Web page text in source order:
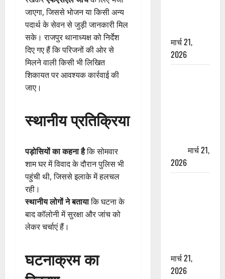
जाएगा, जिससे भोजन या किसी अन्य
पदार्थ के सेवन से जुड़ी जानकारी मिल
सके। राजपुर थानाध्यक्ष को निर्देश
दिए गए हैं कि परिजनों की ओर से
मिलने वाली किसी भी लिखित
शिकायत पर आवश्यक कार्रवाई की
जाए।
स्थानीय प्रतिक्रिया
पड़ोसियों का कहना हैकि सोमवार
शाम घर में विवाद के दौरान पुलिस भी
पहुंची थी, जिससे इलाके में हलचल
रही।
स्थानीय लोगों ने बतायाकि घटना के
बाद कॉलोनी में सुरक्षा और जांच को
लेकर चर्चाएं हैं।
घटनाक्रम का
मार्च 21,
2026
मार्च 21,
2026
मार्च 21,
2026